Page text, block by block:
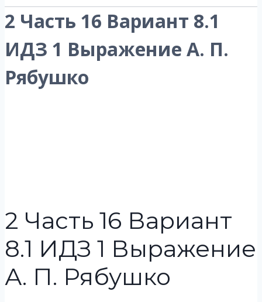
2 Часть 16 Вариант 8.1
ИДЗ 1 Выражение А. П.
Рябушко
2 Часть 16 Вариант
8.1 ИДЗ 1 Выражение
А. П. Рябушко